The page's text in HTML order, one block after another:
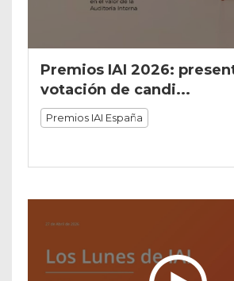
Premios IAI 2026:
votación de candi...
Premios IAI España